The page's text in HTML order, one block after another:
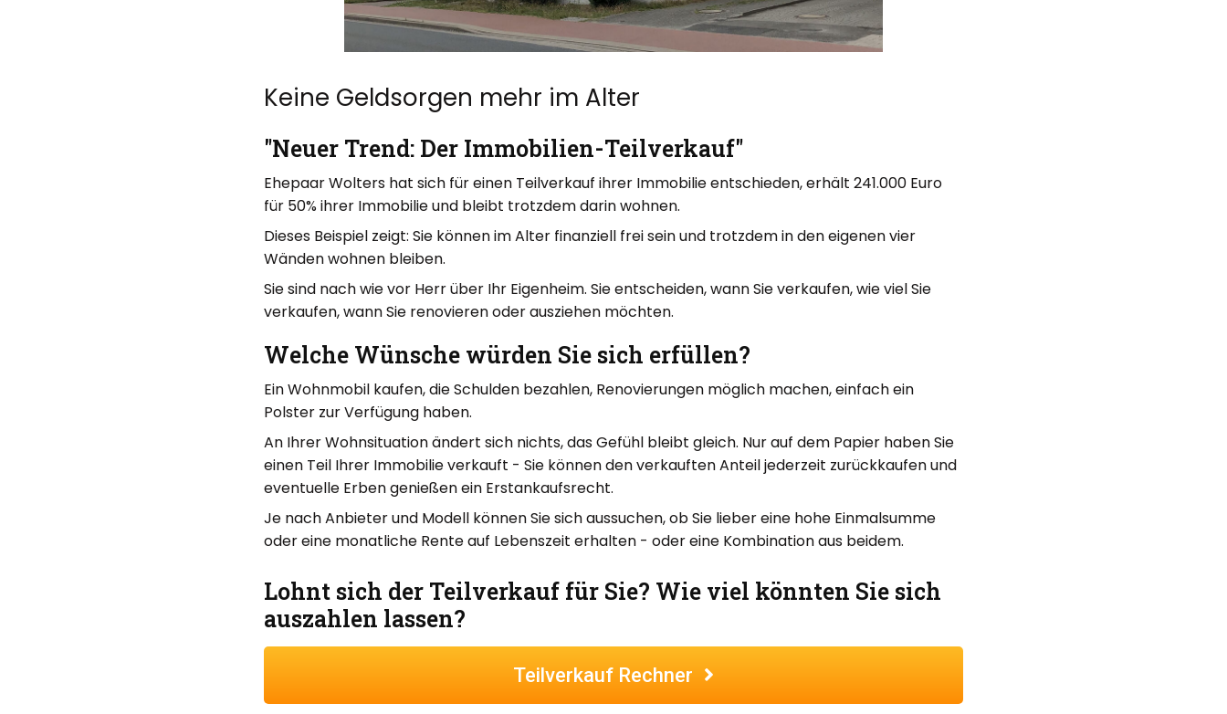
Keine Geldsorgen mehr im Alter
"Neuer Trend: Der Immobilien-Teilverkauf"
Ehepaar Wolters hat sich für einen Teilverkauf ihrer Immobilie entschieden, erhält 241.000 Euro
für 50% ihrer Immobilie und bleibt trotzdem darin wohnen.
Dieses Beispiel zeigt: Sie können im Alter finanziell frei sein und trotzdem in den eigenen vier
Wänden wohnen bleiben.
Sie sind nach wie vor Herr über Ihr Eigenheim. Sie entscheiden, wann Sie verkaufen, wie viel Sie
verkaufen, wann Sie renovieren oder ausziehen möchten.
Welche Wünsche würden Sie sich erfüllen?
Ein Wohnmobil kaufen, die Schulden bezahlen, Renovierungen möglich machen, einfach ein
Polster zur Verfügung haben.
An Ihrer Wohnsituation ändert sich nichts, das Gefühl bleibt gleich. Nur auf dem Papier haben Sie
einen Teil Ihrer Immobilie verkauft - Sie können den verkauften Anteil jederzeit zurückkaufen und
eventuelle Erben genießen ein Erstankaufsrecht.
Je nach Anbieter und Modell können Sie sich aussuchen, ob Sie lieber eine hohe Einmalsumme
oder eine monatliche Rente auf Lebenszeit erhalten - oder eine Kombination aus beidem.
Lohnt sich der Teilverkauf für Sie? Wie viel könnten Sie sich
auszahlen lassen?
Teilverkauf Rechner